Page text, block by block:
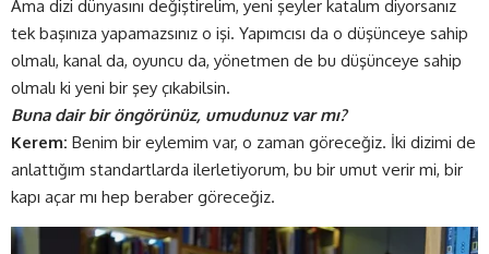
Ama dizi dünyasını değiştirelim, yeni şeyler katalım diyorsanız
tek başınıza yapamazsınız o işi. Yapımcısı da o düşünceye sahip
olmalı, kanal da, oyuncu da, yönetmen de bu düşünceye sahip
olmalı ki yeni bir şey çıkabilsin.
Buna dair bir öngörünüz, umudunuz var mı?
Kerem: Benim bir eylemim var, o zaman göreceğiz. İki dizimi de
anlattığım standartlarda ilerletiyorum, bu bir umut verir mi, bir
kapı açar mı hep beraber göreceğiz.